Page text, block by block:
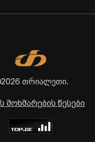
2026 თრიალეთი.
მოხმარების წესები